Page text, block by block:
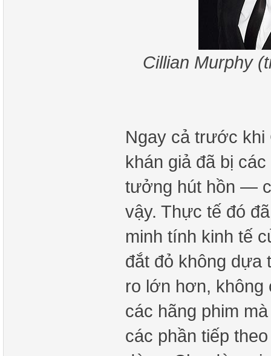
Cillian Murphy
Ngay cả trước khi
khán giả đã bị
tưởng hút hồn —
vậy. Thực tế đó
minh tính kinh tế
đắt đỏ không dựa
ro lớn hơn, không
các hãng phim
các phần tiếp